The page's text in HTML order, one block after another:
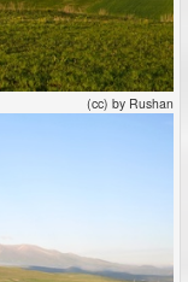
(cc) by Rushan